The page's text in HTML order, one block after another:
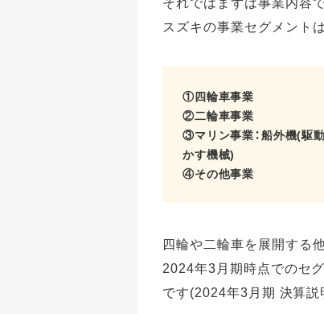
スズキの事業セグメント
①四輪車事業
②二輪車事業
③マリン事業：船外機(駆
かす機械)
④その他事業
四輪や二輪車を展開する
2024年3月期時点でのセ
です(2024年3月期 決算説